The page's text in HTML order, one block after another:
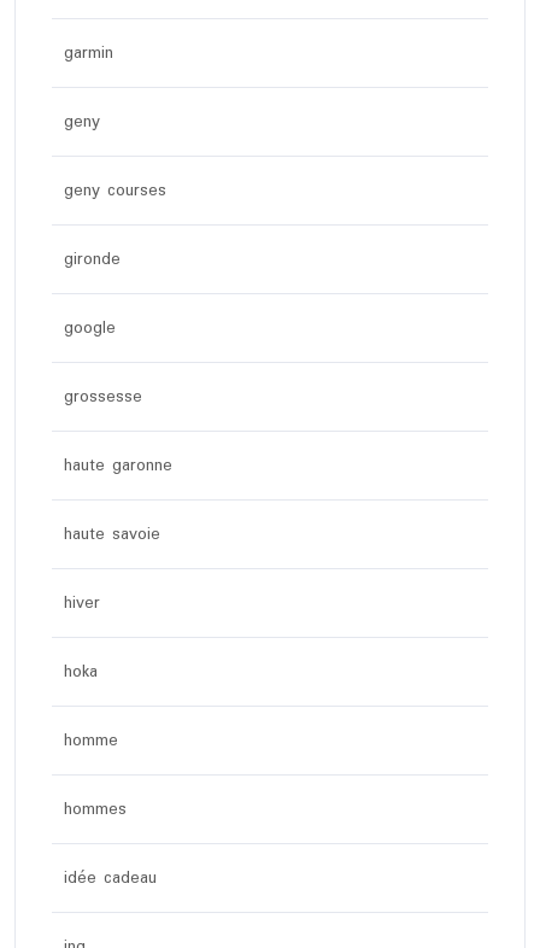
garmin
geny
geny courses
gironde
google
grossesse
haute garonne
haute savoie
hiver
hoka
homme
hommes
idée cadeau